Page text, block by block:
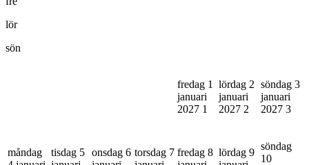
lör
sön
fredag 1
januari
2027 1
lördag 2
januari
2027 2
söndag 3
januari
2027 3
måndag
tisdag 5 onsdag 6 torsdag 7 fredag 8 lördag 9
söndag
10